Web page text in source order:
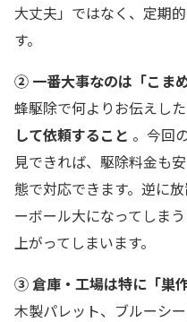
大丈夫」ではなく、定期
す。
② 一番大事なのは「こまめ
蜂駆除で何よりお伝えした
して依頼すること 。今回
見できれば、駆除料金も
態で対応できます。逆に
ーボール大になってしま
上がってしまいます。
③ 倉庫・工場は特に「巣
木製パレット、ブルーシ